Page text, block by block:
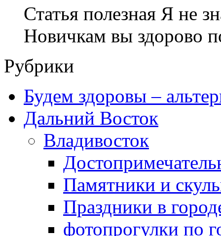
Статья полезная Я не
Новичкам вы здорово
Рубрики
Будем здоровы –
Дальний Восток
Владивосток
Памятники и
Праздники в
фотопрогулки по